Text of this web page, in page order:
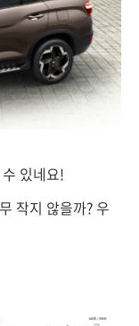
있네요!
작지 않을까? 우